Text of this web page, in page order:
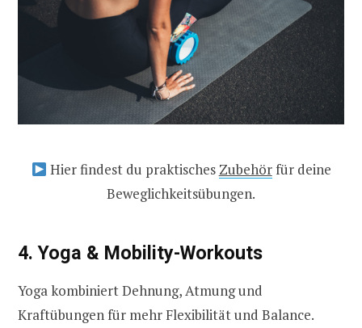
Hier findest du praktisches Zubehörfür deine
Beweglichkeitsübungen.
4. Yoga & Mobility-Workouts
Yoga kombiniert Dehnung, Atmung und
Kraftübungen für mehr Flexibilität und Balance.